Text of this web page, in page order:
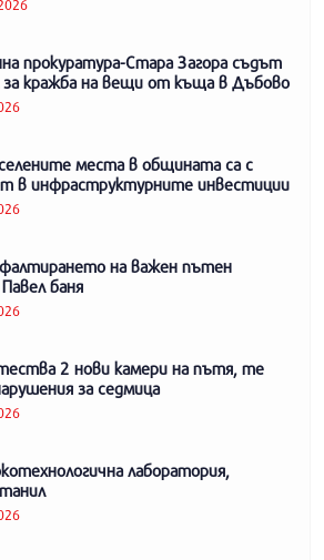
прокуратура-Стара Загора съдът
за кражба на вещи от къща в Дъбово
места в общината са с
в инфраструктурните инвестиции
на важен пътен
баня
2 нови камери на пътя, те
за седмица
лаборатория,